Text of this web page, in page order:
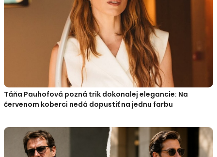
Táňa Pauhofová pozná trik dokonalej elegancie: Na
červenom koberci nedá dopustiť na jednu farbu